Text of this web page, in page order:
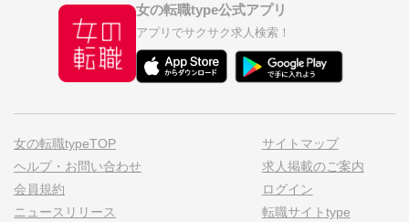
女の転職type公式アプリ
アプリでサクサク求人検索！
女の転職typeTOP
ヘルプ・お問い合わせ
会員規約
ニュースリリース
サイトマップ
求人掲載のご案内
ログイン
転職サイトtype